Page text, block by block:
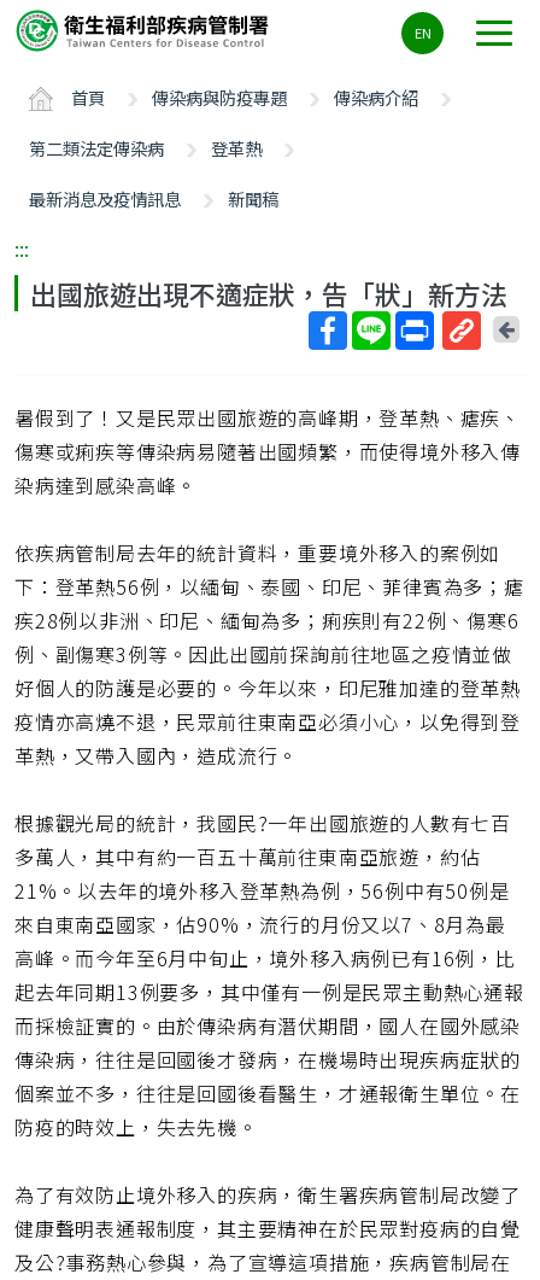
要
ALT+C
EN
首頁 傳染病與防疫專題
傳染病介紹
第二類法定傳染病
登革熱
最新消息及疫情訊息
新聞稿
:::
出國旅遊出現不適症狀，告「狀」新方法
短
網
回
暑假到了！又是民眾出國旅遊的高峰期，登革熱、瘧疾、
傷寒或痢疾等傳染病易隨著出國頻繁，而使得境外移入傳
染病達到感染高峰。
依疾病管制局去年的統計資料，重要境外移入的案例如
下：登革熱56例，以緬甸、泰國、印尼、菲律賓為多；瘧
疾28例以非洲、印尼、緬甸為多；痢疾則有22例、傷寒6
例、副傷寒3例等。因此出國前探詢前往地區之疫情並做
好個人的防護是必要的。今年以來，印尼雅加達的登革熱
疫情亦高燒不退，民眾前往東南亞必須小心，以免得到登
革熱，又帶入國內，造成流行。
根據觀光局的統計，我國民?一年出國旅遊的人數有七百
多萬人，其中有約一百五十萬前往東南亞旅遊，約佔
21%。以去年的境外移入登革熱為例，56例中有50例是
來自東南亞國家，佔90%，流行的月份又以7、8月為最
高峰。而今年至6月中旬止，境外移入病例已有16例，比
起去年同期13例要多，其中僅有一例是民眾主動熱心通報
而採檢証實的。由於傳染病有潛伏期間，國人在國外感染
傳染病，往往是回國後才發病，在機場時出現疾病症狀的
個案並不多，往往是回國後看醫生，才通報衛生單位。在
防疫的時效上，失去先機。
為了有效防止境外移入的疾病，衛生署疾病管制局改變了
健康聲明表通報制度，其主要精神在於民眾對疫病的自覺
及公?事務熱心參與，為了宣導這項措施，疾病管制局在